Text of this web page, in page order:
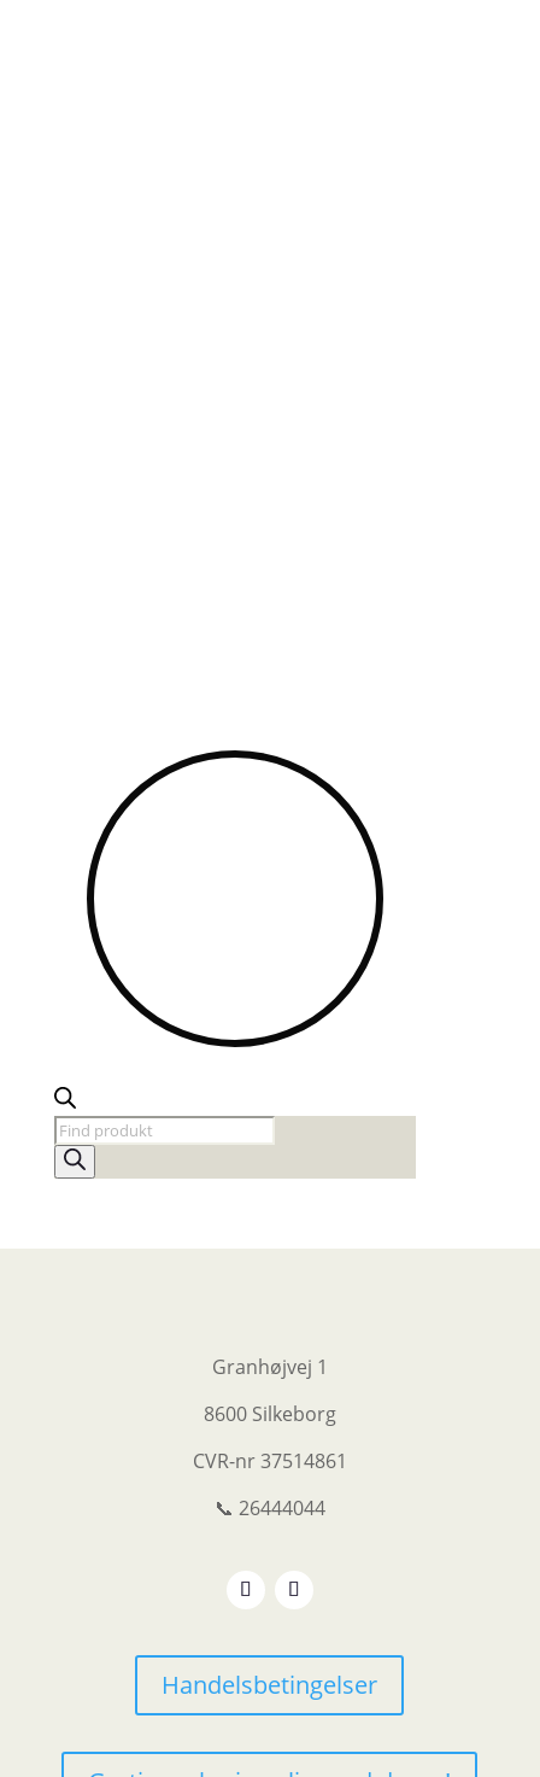
Products
search
Granhøjvej 1
8600 Silkeborg
CVR-nr37514861
📞 26444044
Handelsbetingelser